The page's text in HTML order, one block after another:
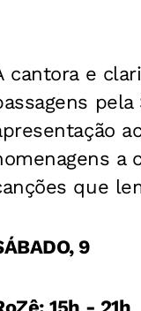
cantora e
a
que
9